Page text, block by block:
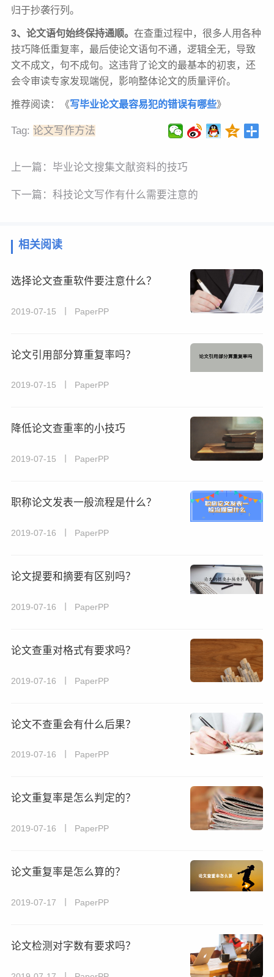
归于抄袭行列。
3、论文语句始终保持通顺。 在查重过程中，很多人用各种
技巧降低重复率，最后使论文语句不通，逻辑全无，导致
文不成文，句不成句。这违背了论文的最基本的初衷，还
会令审读专家发现端倪，影响整体论文的质量评价。
推荐阅读：《写毕业论文最容易犯的错误有哪些》
Tag: 论文写作方法
上一篇： 毕业论文搜集文献资料的技巧
下一篇： 科技论文写作有什么需要注意的
相关阅读
选择论文查重软件要注意什么？
2019-07-15 丨 PaperPP
论文引用部分算重复率吗？
2019-07-15 丨 PaperPP
降低论文查重率的小技巧
2019-07-15 丨 PaperPP
职称论文发表一般流程是什么？
2019-07-16 丨 PaperPP
论文提要和摘要有区别吗？
2019-07-16 丨 PaperPP
论文查重对格式有要求吗？
2019-07-16 丨 PaperPP
论文不查重会有什么后果？
2019-07-16 丨 PaperPP
论文重复率是怎么判定的？
2019-07-16 丨 PaperPP
论文重复率是怎么算的？
2019-07-17 丨 PaperPP
论文检测对字数有要求吗？